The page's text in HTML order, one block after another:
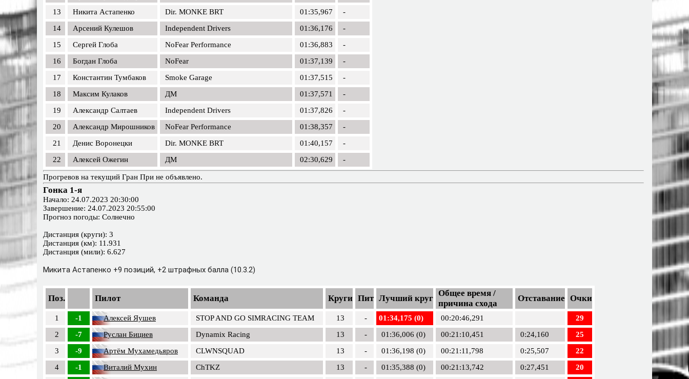
13
Никита Астапенко Dir. MONKE BRT 01:35,967
-
14
Арсений Кулешов Independent Drivers 01:36,176
-
15
Сергей Глоба NoFear Performance 01:36,883
-
16
Богдан Глоба NoFear 01:37,139
-
17
Константин Тумбаков Smoke Garage 01:37,515
-
18
Максим Кулаков ДМ 01:37,571
-
19
Александр Салтаев Independent Drivers 01:37,826
-
20
Александр Мирошников NoFear Performance 01:38,357
-
21
Денис Воронецки Dir. MONKE BRT 01:40,157
-
22
Алексей Ожегин ДМ 02:30,629 -
Прогревов на текущий Гран При не объявлено.
Гонка 1-я
Начало: 24.07.2023 20:30:00
Завершение: 24.07.2023 20:55:00
Прогноз погоды: Солнечно
Дистанция (круги): 3
Дистанция (км): 11.931
Дистанция (мили): 6.627
Микита Астапенко +9 позиций, +2 штрафных балла (10.3.2)
Поз. Пилот Команда Круги Пит Лучший круг
Общее время /
причина схода
Отставание Очки
1 -1 Алексей Яушев STOP AND GO SIMRACING TEAM 13 - 01:34,175 (0) 00:20:46,291
29
2
-7 Руслан Бициев Dynamix Racing 13 - 01:36,006 (0) 00:21:10,451 0:24,160
25
3
-9 Артём Мухамедьяров CLWNSQUAD 13 - 01:36,198 (0) 00:21:11,798 0:25,507
22
4
-1 Виталий Мухин ChTKZ 13 - 01:35,388 (0) 00:21:13,742 0:27,451
20